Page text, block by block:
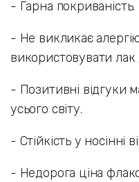
- Гарна покриваність.
- Не викликає
використовувати лак
- Позитивні відгуки
усього світу.
- Стійкість у носінні
- Недорога ціна